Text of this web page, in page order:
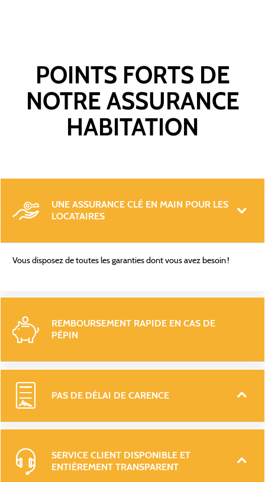
POINTS FORTS DE
NOTRE ASSURANCE
HABITATION
UNE ASSURANCE CLÉ EN MAIN POUR LES
LOCATAIRES
Vous disposez de toutes les garanties dont vous avez besoin !
REMBOURSEMENT RAPIDE EN CAS DE
PAS DE DÉLAI DE CARENCE
SERVICE CLIENT DISPONIBLE ET